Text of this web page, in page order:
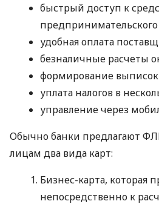
быстрый доступ к
предпринимательского
удобная оплата
безналичные расчеты
формирование выписок
уплата налогов в
управление через
Обычно банки предлагают
лицам два вида карт:
Бизнес-карта, которая
непосредственно к